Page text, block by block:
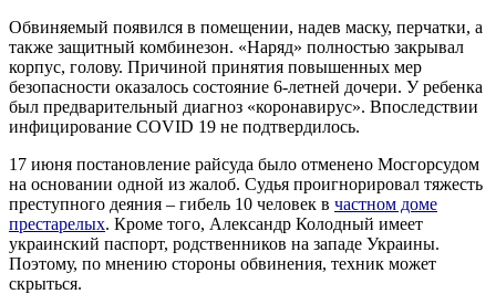
Обвиняемый появился в помещении, надев маску, перчатки, а
также защитный комбинезон. «Наряд» полностью закрывал
корпус, голову. Причиной принятия повышенных мер
безопасности оказалось состояние 6-летней дочери. У ребенка
был предварительный диагноз «коронавирус». Впоследствии
инфицирование COVID 19 не подтвердилось.
17 июня постановление райсуда было отменено Мосгорсудом
на основании одной из жалоб. Судья проигнорировал тяжесть
преступного деяния – гибель 10 человек в частном доме
престарелых. Кроме того, Александр Колодный имеет
украинский паспорт, родственников на западе Украины.
Поэтому, по мнению стороны обвинения, техник может
скрыться.